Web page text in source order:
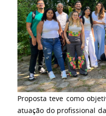
Proposta teve como
atuação do profissional